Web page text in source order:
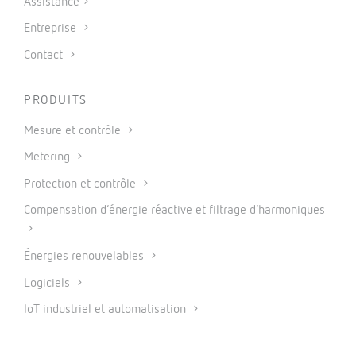
Entreprise
Contact
PRODUITS
Mesure et contrôle
Metering
Protection et contrôle
Compensation d’énergie réactive et filtrage d’harmoniques
Énergies renouvelables
Logiciels
IoT industriel et automatisation